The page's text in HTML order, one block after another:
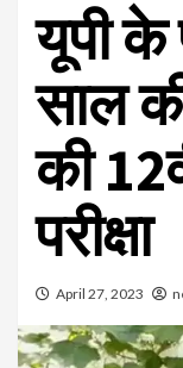
यूपी के
साल
की
परीक्षा
April 27, 2023